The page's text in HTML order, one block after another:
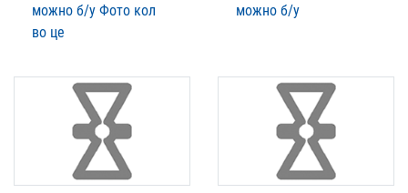
можно б/у Фото кол
во це
можно б/у